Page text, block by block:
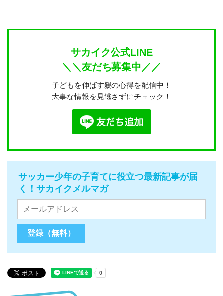
サカイク公式LINE
＼＼友だち募集中／／
子どもを伸ばす親の心得を配信中！
大事な情報を見逃さずにチェック！
サッカー少年の子育てに役立つ最新記事が届
く！サカイクメルマガ